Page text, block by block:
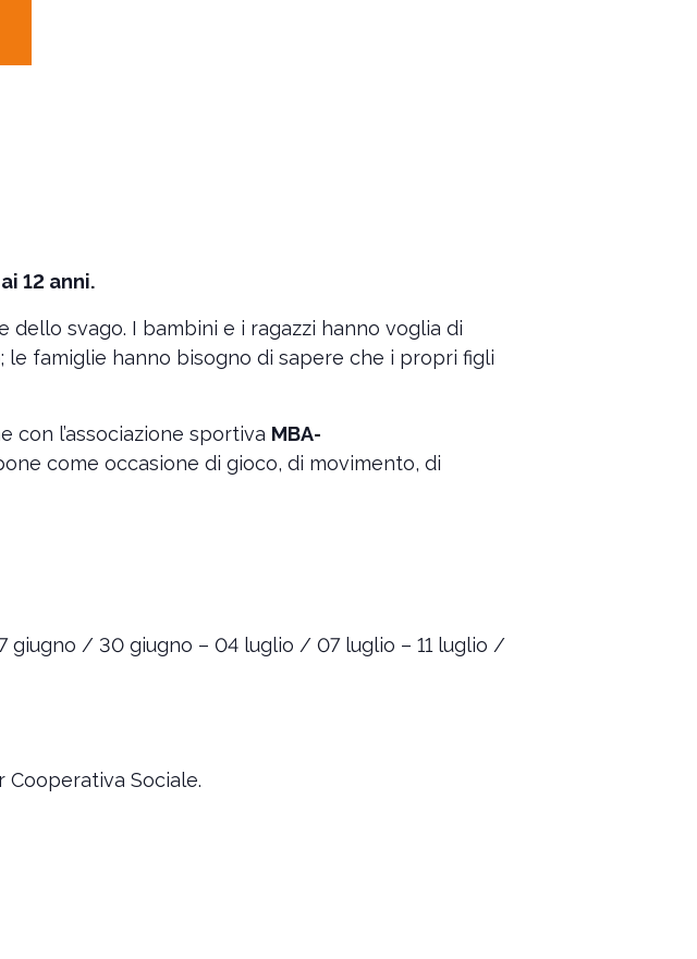
12 anni.
svago. I bambini e i ragazzi hanno voglia di
famiglie hanno bisogno di sapere che i propri figli
l’associazione sportiva MBA-
come occasione di gioco, di movimento, di
giugno / 30 giugno – 04 luglio / 07 luglio – 11 luglio /
Sociale.